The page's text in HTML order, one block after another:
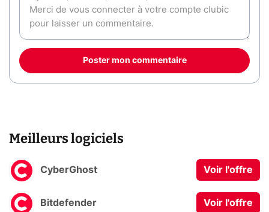
Poster mon commentaire
Meilleurs logiciels
CyberGhost Voir l'offre
Bitdefender Voir l'offre